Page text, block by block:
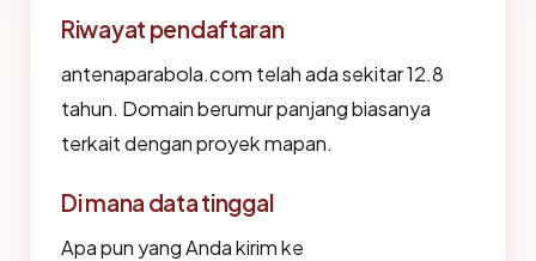
Riwayat pendaftaran
antenaparabola.com telah ada sekitar 12.8
tahun. Domain berumur panjang biasanya
terkait dengan proyek mapan.
Di mana data tinggal
Apa pun yang Anda kirim ke